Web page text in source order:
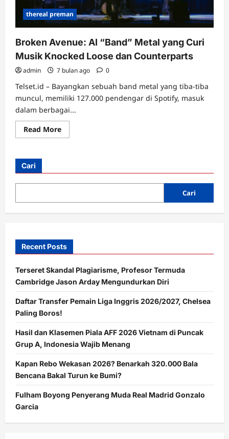
thereal preman
Broken Avenue: AI “Band” Metal yang Curi
Musik Knocked Loose dan Counterparts
admin 7 bulan ago 0
Telset.id – Bayangkan sebuah band metal yang tiba-tiba
muncul, memiliki 127.000 pendengar di Spotify, masuk
dalam berbagai...
Read MoreRead
more
“Band”
yang
Musik
Loose
Cari
Cari
Recent Posts
Terseret Skandal Plagiarisme, Profesor Termuda
Cambridge Jason Arday Mengundurkan Diri
Daftar Transfer Pemain Liga Inggris 2026/2027, Chelsea
Paling Boros!
Hasil dan Klasemen Piala AFF 2026 Vietnam di Puncak
Grup A, Indonesia Wajib Menang
Kapan Rebo Wekasan 2026? Benarkah 320.000 Bala
Bencana Bakal Turun ke Bumi?
Fulham Boyong Penyerang Muda Real Madrid Gonzalo
Garcia